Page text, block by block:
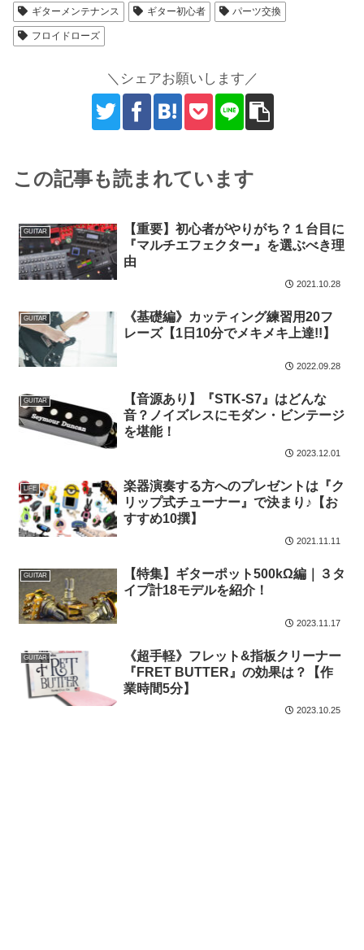
ギターメンテナンス ギター初心者 パーツ交換
フロイドローズ
＼シェアお願いします／
この記事も読まれています
GUITAR
【重要】初心者がやりがち？１台目に
『マルチエフェクター』を選ぶべき理
由
2021.10.28
GUITAR
《基礎編》カッティング練習用20フ
レーズ【1日10分でメキメキ上達!!】
2022.09.28
GUITAR
【音源あり】『STK-S7』はどんな
音？ノイズレスにモダン・ビンテージ
を堪能！
2023.12.01
LIFE
楽器演奏する方へのプレゼントは『ク
リップ式チューナー』で決まり♪【お
すすめ10撰】
2021.11.11
GUITAR
【特集】ギターポット500kΩ編｜３タ
イプ計18モデルを紹介！
2023.11.17
GUITAR
《超手軽》フレット&指板クリーナー
『FRET BUTTER』の効果は？【作
業時間5分】
2023.10.25